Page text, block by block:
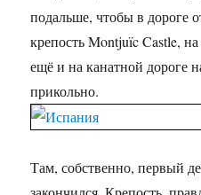
подальше, чтобы в дороге
крепость Montjuïc Castle,
ещё и на канатной дороге
прикольно.
Там, собственно, первый